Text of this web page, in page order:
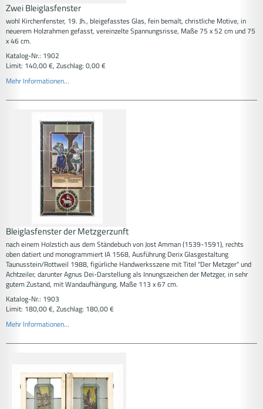
Zwei Bleiglasfenster
wohl Kirchenfenster, 19. Jh., bleigefasstes Glas, fein bemalt, christliche Motive, in
neuerem Holzrahmen gefasst, vereinzelte Spannungsrisse, Maße 75 x 52 cm und 75
x 46 cm.
Katalog-Nr.: 1902
Limit: 140,00 €, Zuschlag: 0,00 €
Mehr Informationen...
Bleiglasfenster der Metzgerzunft
nach einem Holzstich aus dem Ständebuch von Jost Amman (1539-1591), rechts
oben datiert und monogrammiert IA 1568, Ausführung Derix Glasgestaltung
Taunusstein/Rottweil 1988, figürliche Handwerksszene mit Titel "Der Metzger" und
Achtzeiler, darunter Agnus Dei-Darstellung als Innungszeichen der Metzger, in sehr
gutem Zustand, mit Wandaufhängung, Maße 113 x 67 cm.
Katalog-Nr.: 1903
Limit: 180,00 €, Zuschlag: 180,00 €
Mehr Informationen...